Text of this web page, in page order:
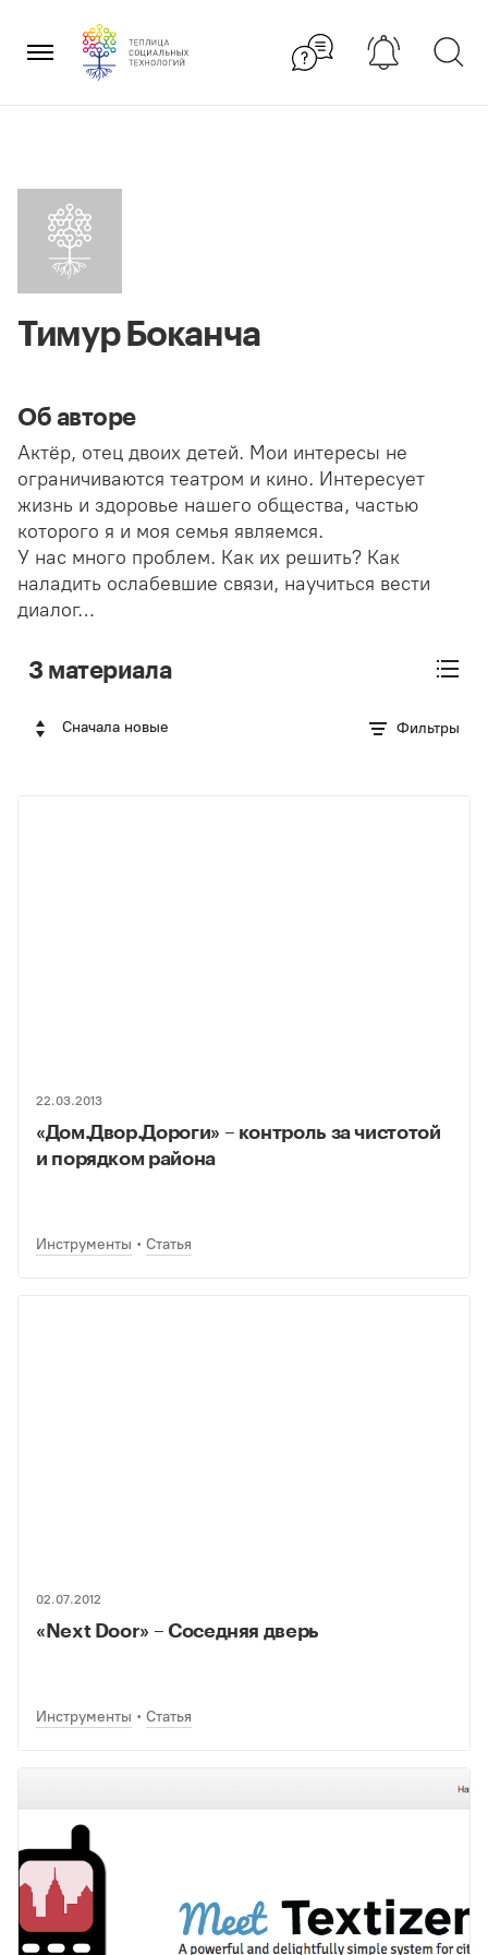
содержанию
×
Тимур Боканча
Об авторе
Актёр, отец двоих детей. Мои интересы не
ограничиваются театром и кино. Интересует
жизнь и здоровье нашего общества, частью
которого я и моя семья являемся.
У нас много проблем. Как их решить? Как
наладить ослабевшие связи, научиться вести
диалог…
3 материала
Сначала новые Фильтры
22.03.2013
«Дом.Двор.Дороги» – контроль за чистотой
и порядком района
Инструменты Статья
02.07.2012
«Next Door» – Соседняя дверь
Инструменты Статья